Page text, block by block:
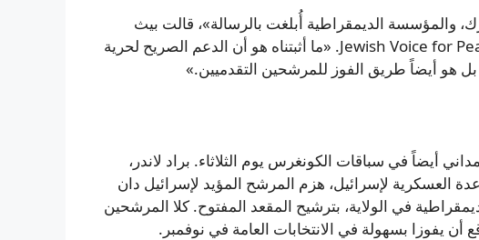
والمؤسسة الديمقراطية أُبلغت بالرسالة»، قالت بيث
ميلر، المديرة السياسية في مجموعة Jewish Voice for Peace Action. «ما أثبتناه هو أن الدعم الصريح لحرية
أيضاً طريق الفوز للمرشحين التقدميين.»
أيضاً في سباقات الكونغرس يوم الثلاثاء. براد لاندر،
العسكرية لإسرائيل، هزم المرشح المؤيد لإسرائيل دان
في الولاية، بترشيح المقعد المفتوح. كلا المرشحين
أن يفوزا بسهولة في الانتخابات العامة في نوفمبر.